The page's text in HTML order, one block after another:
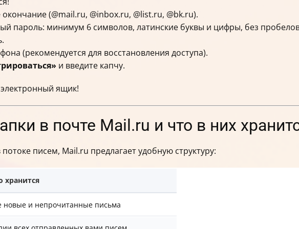
(@mail.ru, @inbox.ru, @list.ru, @bk.ru).
пароль: минимум 6 символов, латинские буквы и цифры, без
(рекомендуется для восстановления доступа).
и введите капчу.
ящик!
в почте Mail.ru и что в них
писем, Mail.ru предлагает удобную структуру:
хранится
новые и непрочитанные письма